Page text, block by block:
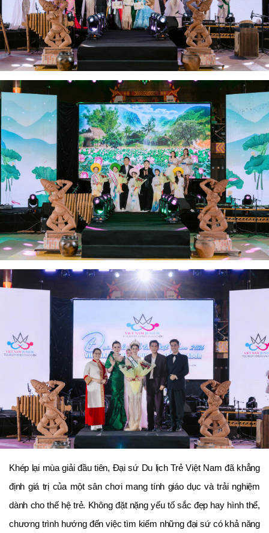
Khép lại mùa giải đầu tiên, Đại sứ Du lịch Trẻ Việt Nam đã khẳng
định giá trị của một sân chơi mang tính giáo dục và trải nghiệm
dành cho thế hệ trẻ. Không đặt nặng yếu tố sắc đẹp hay hình thể,
chương trình hướng đến việc tìm kiếm những đại sứ có khả năng